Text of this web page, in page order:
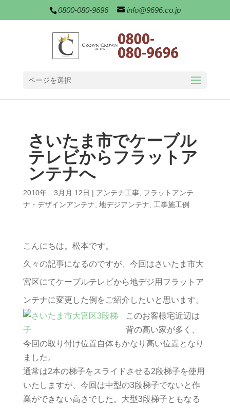
0800-080-9696 info@9696.co.jp
ページを選択
さいたま市でケーブル
テレビからフラットア
ンテナへ
2010年 3月月 12日 | アンテナ工事, フラットアンテ
ナ・デザインアンテナ 地デジアンテナ 工事施工例
こんにちは。松本です。
久々の記事になるのですが、今回はさいたま市大
宮区にてケーブルテレビから地デジ用フラットア
ンテナに変更した例をご紹介したいと思います。
このお客様宅近辺は
背の高い家が多く、
今回の取り付け位置自体もかなり高い位置となり
ました。
通常は2本の梯子をスライドさせる2段梯子を使用
いたしますが、今回は中型の3段梯子でないと作
業ができない高さでした。大型3段梯子ともなる